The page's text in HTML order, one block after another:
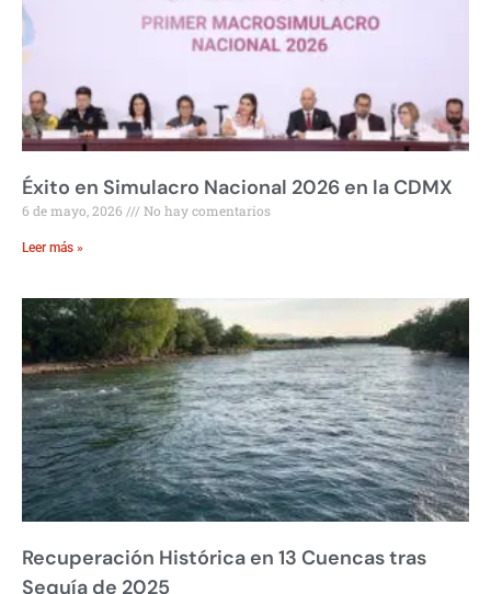
Éxito en Simulacro Nacional 2026 en la CDMX
6 de mayo, 2026 No hay comentarios
Leer más »
Recuperación Histórica en 13 Cuencas tras
Sequía de 2025